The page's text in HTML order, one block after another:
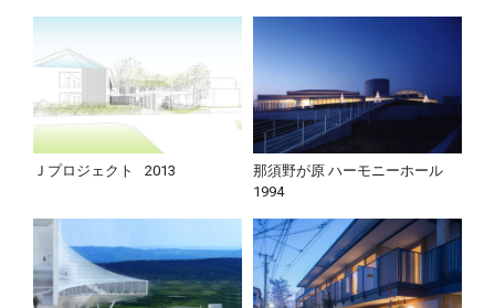
Ｊプロジェクト 2013
那須野が原 ハーモニーホール
1994